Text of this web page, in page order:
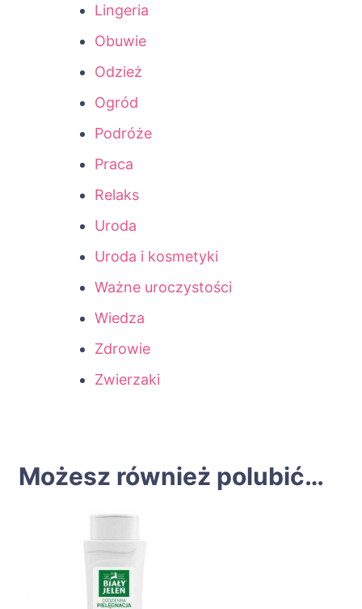
Lingeria
Obuwie
Odzież
Ogród
Podróże
Praca
Relaks
Uroda
Uroda i kosmetyki
Ważne uroczystości
Wiedza
Zdrowie
Zwierzaki
Możesz również polubić…